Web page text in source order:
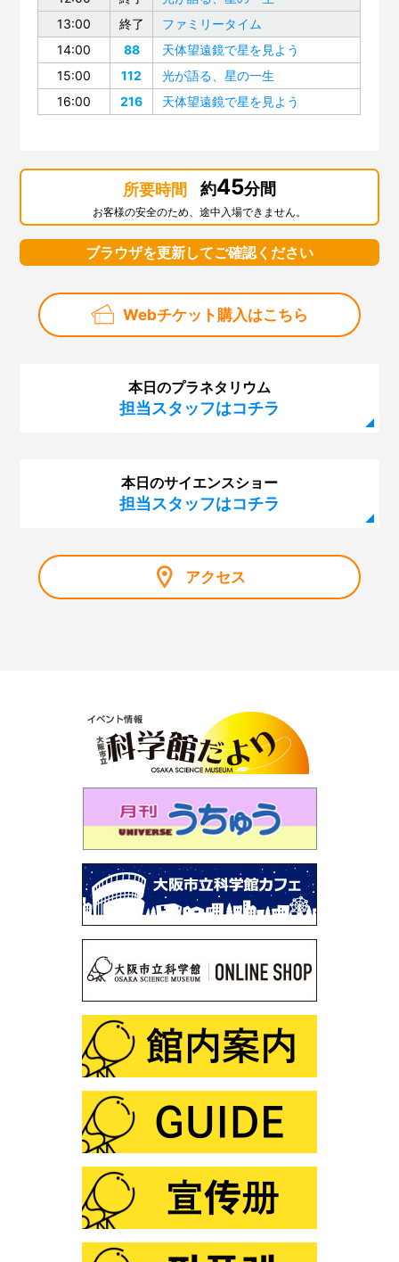
13:00
終了
ファミリータイム
14:00
88
天体望遠鏡で星を見よう
15:00
112
光が語る、星の一生
16:00
216 天体望遠鏡で星を見よう
所要時間 約45分間
お客様の安全のため、途中入場できません。
ブラウザを更新してご確認ください
Webチケット購入はこちら
本日のプラネタリウム
担当スタッフはコチラ
本日のサイエンスショー
担当スタッフはコチラ
アクセス